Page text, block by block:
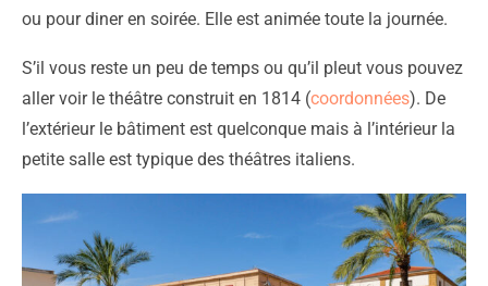
ou pour diner en soirée. Elle est animée toute la journée.
S’il vous reste un peu de temps ou qu’il pleut vous pouvez
aller voir le théâtre construit en 1814 (coordonnées). De
l’extérieur le bâtiment est quelconque mais à l’intérieur la
petite salle est typique des théâtres italiens.